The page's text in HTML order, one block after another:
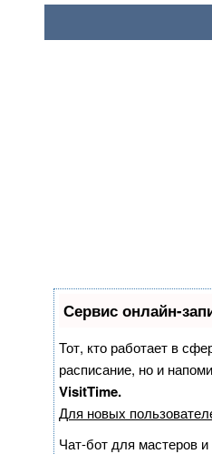
Сервис онлайн-
Тот, кто работает в
расписание, но и
VisitTime.
Для новых
Чат-бот для мастеров